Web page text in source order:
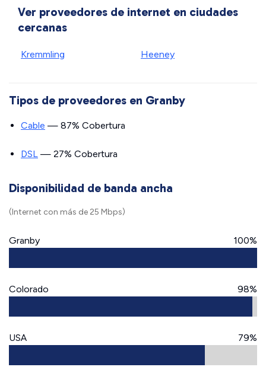
Ver proveedores de internet en ciudades
cercanas
Kremmling Heeney
Tipos de proveedores en Granby
Cable — 87% Cobertura
DSL — 27% Cobertura
Disponibilidad de banda ancha
(Internet con más de 25 Mbps)
Granby 100%
Colorado 98%
USA 79%